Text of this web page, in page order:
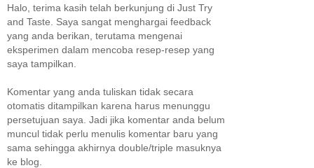
Halo, terima kasih telah berkunjung di Just Try
and Taste. Saya sangat menghargai feedback
yang anda berikan, terutama mengenai
eksperimen dalam mencoba resep-resep yang
saya tampilkan.
Komentar yang anda tuliskan tidak secara
otomatis ditampilkan karena harus menunggu
persetujuan saya. Jadi jika komentar anda belum
muncul tidak perlu menulis komentar baru yang
sama sehingga akhirnya double/triple masuknya
ke blog.